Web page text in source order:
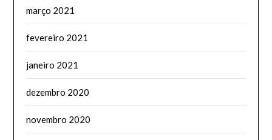
março 2021
fevereiro 2021
janeiro 2021
dezembro 2020
novembro 2020